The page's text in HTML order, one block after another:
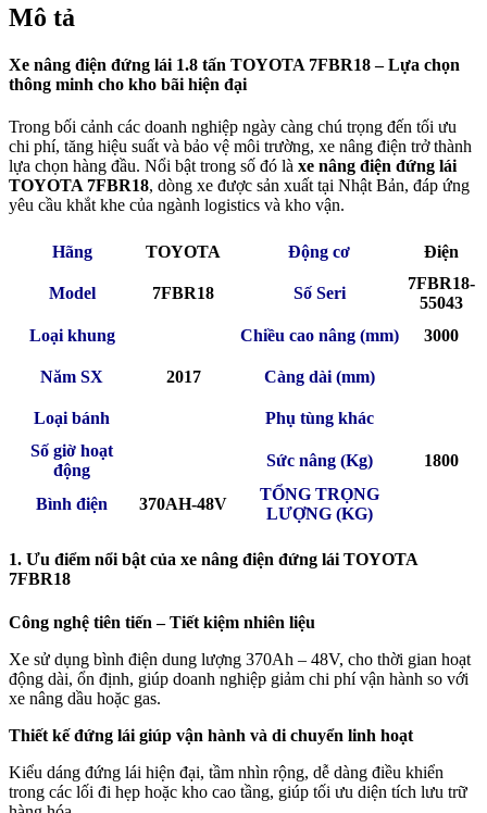
Mô tả
Xe nâng điện đứng lái 1.8 tấn TOYOTA 7FBR18 – Lựa chọn
thông minh cho kho bãi hiện đại
Trong bối cảnh các doanh nghiệp ngày càng chú trọng đến tối ưu
chi phí, tăng hiệu suất và bảo vệ môi trường, xe nâng điện trở thành
lựa chọn hàng đầu. Nổi bật trong số đó là xe nâng điện đứng lái
TOYOTA 7FBR18, dòng xe được sản xuất tại Nhật Bản, đáp ứng
yêu cầu khắt khe của ngành logistics và kho vận.
Hãng TOYOTA Động cơ Điện
Model 7FBR18 Số Seri
7FBR18-
55043
Loại khung
Chiều cao nâng (mm) 3000
Năm SX 2017 Càng dài (mm)
Loại bánh
Phụ tùng khác
Số giờ hoạt
động
Sức nâng (Kg) 1800
Bình điện 370AH-48V
TỔNG TRỌNG
LƯỢNG (KG)
1. Ưu điểm nổi bật của xe nâng điện đứng lái TOYOTA
7FBR18
Công nghệ tiên tiến – Tiết kiệm nhiên liệu
Xe sử dụng bình điện dung lượng 370Ah – 48V, cho thời gian hoạt
động dài, ổn định, giúp doanh nghiệp giảm chi phí vận hành so với
xe nâng dầu hoặc gas.
Thiết kế đứng lái giúp vận hành và di chuyển linh hoạt
Kiểu dáng đứng lái hiện đại, tầm nhìn rộng, dễ dàng điều khiển
trong các lối đi hẹp hoặc kho cao tầng, giúp tối ưu diện tích lưu trữ